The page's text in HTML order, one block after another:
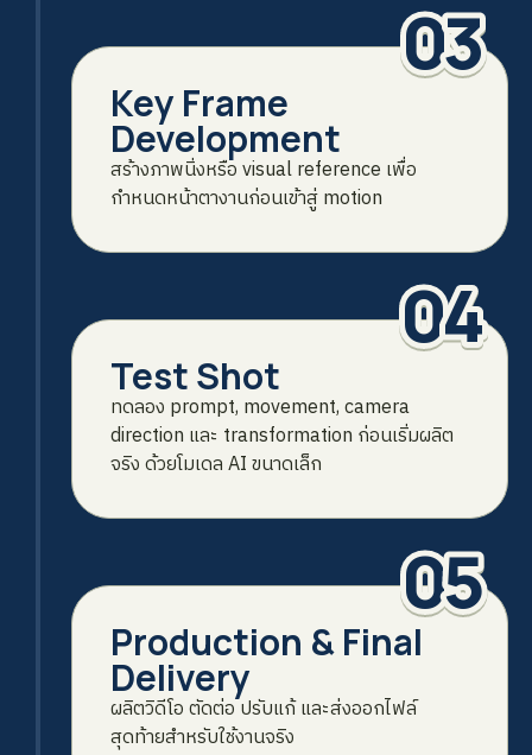
03
Key Frame
Development
สร้างภาพนิ่งหรือ visual reference เพื่อ
กำหนดหน้าตางานก่อนเข้าสู่ motion
04
Test Shot
ทดลอง prompt, movement, camera
direction และ transformation ก่อนเริ่มผลิต
จริง ด้วยโมเดล AI ขนาดเล็ก
05
Production & Final
Delivery
ผลิตวิดีโอ ตัดต่อ ปรับแก้ และส่งออกไฟล์
สุดท้ายสำหรับใช้งานจริง